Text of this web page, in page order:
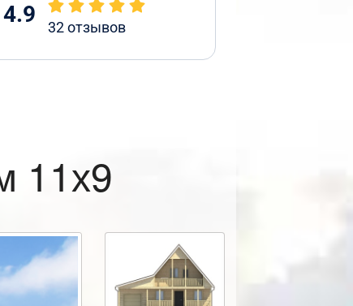
4.9 32отзывов
11х9